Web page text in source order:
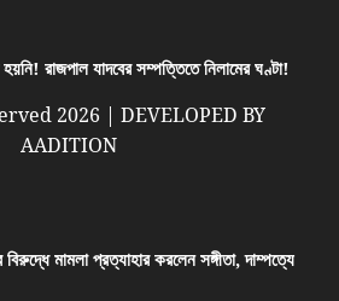
রাজপাল যাদবের সম্পত্তিতে নিলামের ঘণ্টা!
2026 | DEVELOPED BY
AADITION
মামলা প্রত্যাহার করলেন সঙ্গীতা, দাম্পত্যে